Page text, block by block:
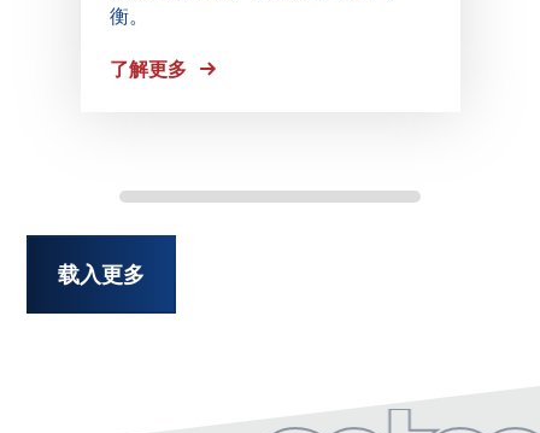
衡。
了解更多
载入更多